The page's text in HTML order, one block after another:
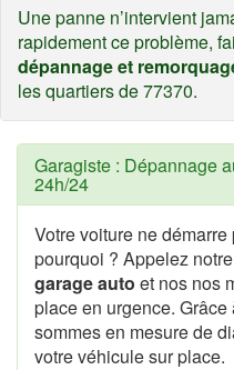
Une panne n’intervient
rapidement ce problème,
dépannage et
les quartiers de 77370.
Garagiste : Dépannage
24h/24
Votre voiture ne
pourquoi ? Appelez
garage auto et nos nos
place en urgence.
sommes en mesure de
votre véhicule sur place.